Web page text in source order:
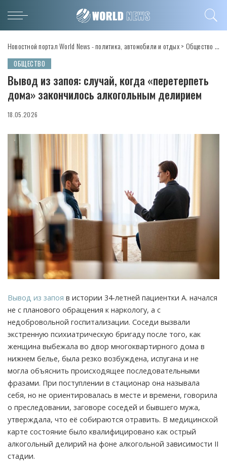
Новостной портал World News - политика, автомобили и отдых> Общество
ОБЩЕСТВО
Вывод из запоя: случай, когда «перетерпеть
дома» закончилось алкогольным делирием
18.05.2026
Вывод из запоя в истории 34-летней пациентки А. начался
не с планового обращения к наркологу, а с
недобровольной госпитализации. Соседи вызвали
экстренную психиатрическую бригаду после того, как
женщина выбежала во двор многоквартирного дома в
нижнем белье, была резко возбуждена, испугана и не
могла объяснить происходящее последовательными
фразами. При поступлении в стационар она называла
себя, но не ориентировалась в месте и времени, говорила
о преследовании, заговоре соседей и бывшего мужа,
утверждала, что её собираются отравить. В медицинской
карте состояние было квалифицировано как острый
алкогольный делирий на фоне алкогольной зависимости II
стадии.